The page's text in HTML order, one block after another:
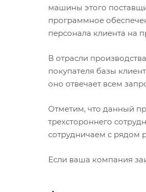
машины этого
программное
персонала клиента на
В отрасли
покупателя базы
оно отвечает всем
Отметим, что данный
трехстороннего
сотрудничаем с рядом
Если ваша компания